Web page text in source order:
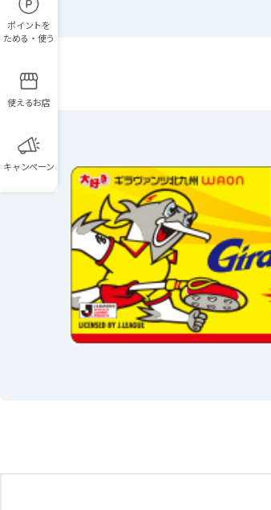
ポイントを
ためる・使う
使えるお店
キャンペーン